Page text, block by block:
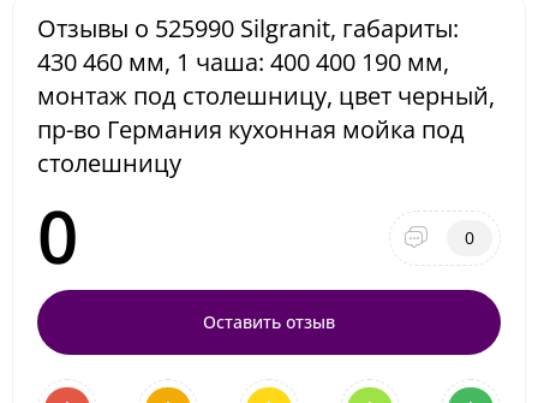
Отзывы о 525990 Silgranit, габариты:
430 460 мм, 1 чаша: 400 400 190 мм,
монтаж под столешницу, цвет черный,
пр-во Германия кухонная мойка под
столешницу
0 0
Оставить отзыв